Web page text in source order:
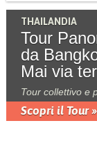
THAILANDIA
Tour
da
Mai via
Tour collettivo e
Scopri il Tour »